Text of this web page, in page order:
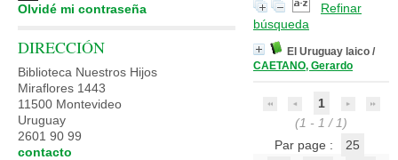
Refinar
búsqueda
El Uruguay laico /
CAETANO, Gerardo
1
(1 - 1 / 1)
Par page :
25
Olvidé mi contraseña
DIRECCIÓN
Biblioteca Nuestros Hijos
Miraflores 1443
11500 Montevideo
Uruguay
2601 90 99
contacto